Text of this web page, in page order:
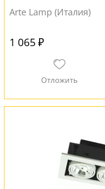
Arte Lamp (Италия)
1 065 ₽